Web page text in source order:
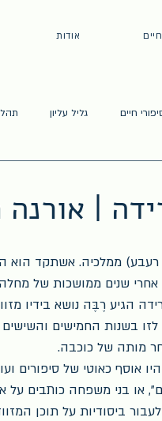
אודות
חיים גליל עליון
| אורנה
ממלכיה. אשתקד הוא
אחרי שנים ממושכות של
הגיע רֶבֶּה נושא בידיו
לזו בשנות החמישים
מותה של כוכבה.
אוסף כאוטי של סיפורים
או בני משפחה כותבים
ביסודיות על תוכן